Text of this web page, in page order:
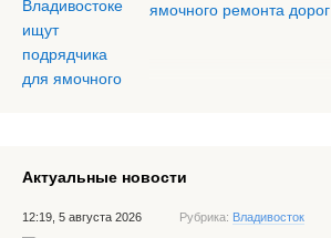
ямочного ремонта дорог
Актуальные новости
12:19, 5 августа 2026 Рубрика: Владивосток